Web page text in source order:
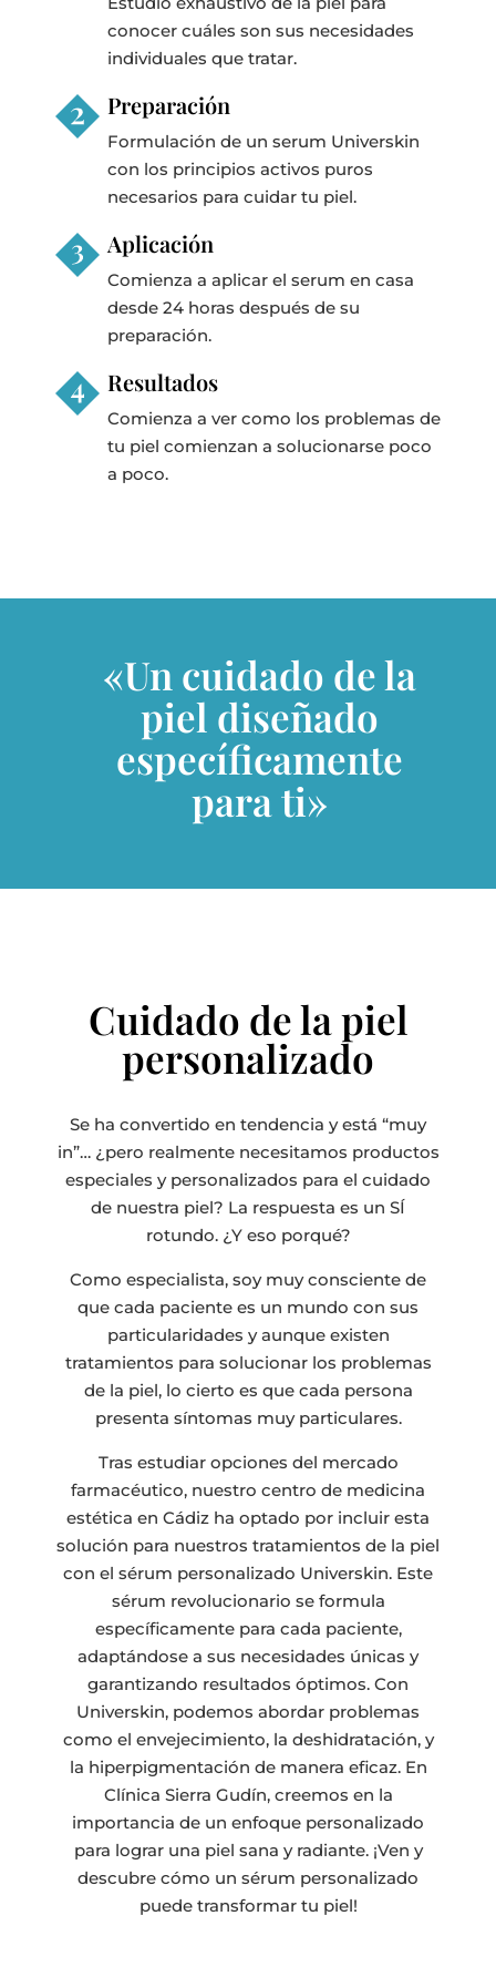
conocer cuáles son sus necesidades
individuales que tratar.
Preparación
Formulación de un serum Universkin
con los principios activos puros
necesarios para cuidar tu piel.
Aplicación
Comienza a aplicar el serum en casa
desde 24 horas después de su
preparación.
Resultados
Comienza a ver como los problemas de
tu piel comienzan a solucionarse poco
a poco.
«Un cuidado de la
piel diseñado
específicamente
para ti»
Cuidado de la piel
personalizado
Se ha convertido en tendencia y está “muy
in”… ¿pero realmente necesitamos productos
especiales y personalizados para el cuidado
de nuestra piel? La respuesta es un SÍ
rotundo. ¿Y eso porqué?
Como especialista, soy muy consciente de
que cada paciente es un mundo con sus
particularidades y aunque existen
tratamientos para solucionar los problemas
de la piel, lo cierto es que cada persona
presenta síntomas muy particulares.
Tras estudiar opciones del mercado
farmacéutico, nuestro centro de medicina
estética en Cádiz ha optado por incluir esta
solución para nuestros tratamientos de la piel
con el sérum personalizado Universkin. Este
sérum revolucionario se formula
específicamente para cada paciente,
adaptándose a sus necesidades únicas y
garantizando resultados óptimos. Con
Universkin, podemos abordar problemas
como el envejecimiento, la deshidratación, y
la hiperpigmentación de manera eficaz. En
Clínica Sierra Gudín, creemos en la
importancia de un enfoque personalizado
para lograr una piel sana y radiante. ¡Ven y
descubre cómo un sérum personalizado
puede transformar tu piel!